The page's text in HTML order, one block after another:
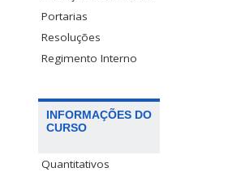
Portarias
Resoluções
Regimento Interno
INFORMAÇÕES DO
CURSO
Quantitativos